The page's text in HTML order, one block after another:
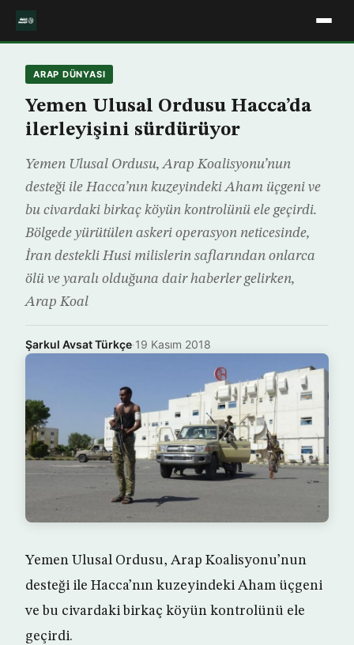
ARAP DÜNYASI
Yemen Ulusal Ordusu Hacca’da
ilerleyişini sürdürüyor
Yemen Ulusal Ordusu, Arap Koalisyonu’nun
desteği ile Hacca’nın kuzeyindeki Aham üçgeni ve
bu civardaki birkaç köyün kontrolünü ele geçirdi.
Bölgede yürütülen askeri operasyon neticesinde,
İran destekli Husi milislerin saflarından onlarca
ölü ve yaralı olduğuna dair haberler gelirken,
Arap Koal
Şarkul Avsat Türkçe·19 Kasım 2018
Yemen Ulusal Ordusu, Arap Koalisyonu’nun
desteği ile Hacca’nın kuzeyindeki Aham üçgeni
ve bu civardaki birkaç köyün kontrolünü ele
geçirdi.